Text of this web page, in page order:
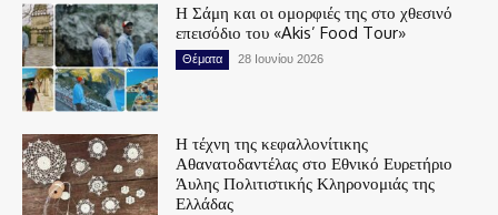
Η Σάμη και οι ομορφιές της στο χθεσινό
επεισόδιο του «Akis’ Food Tour»
Θέματα 28 Ιουνίου 2026
Η τέχνη της κεφαλλονίτικης
Αθανατοδαντέλας στο Εθνικό Ευρετήριο
Άυλης Πολιτιστικής Κληρονομιάς της
Ελλάδας